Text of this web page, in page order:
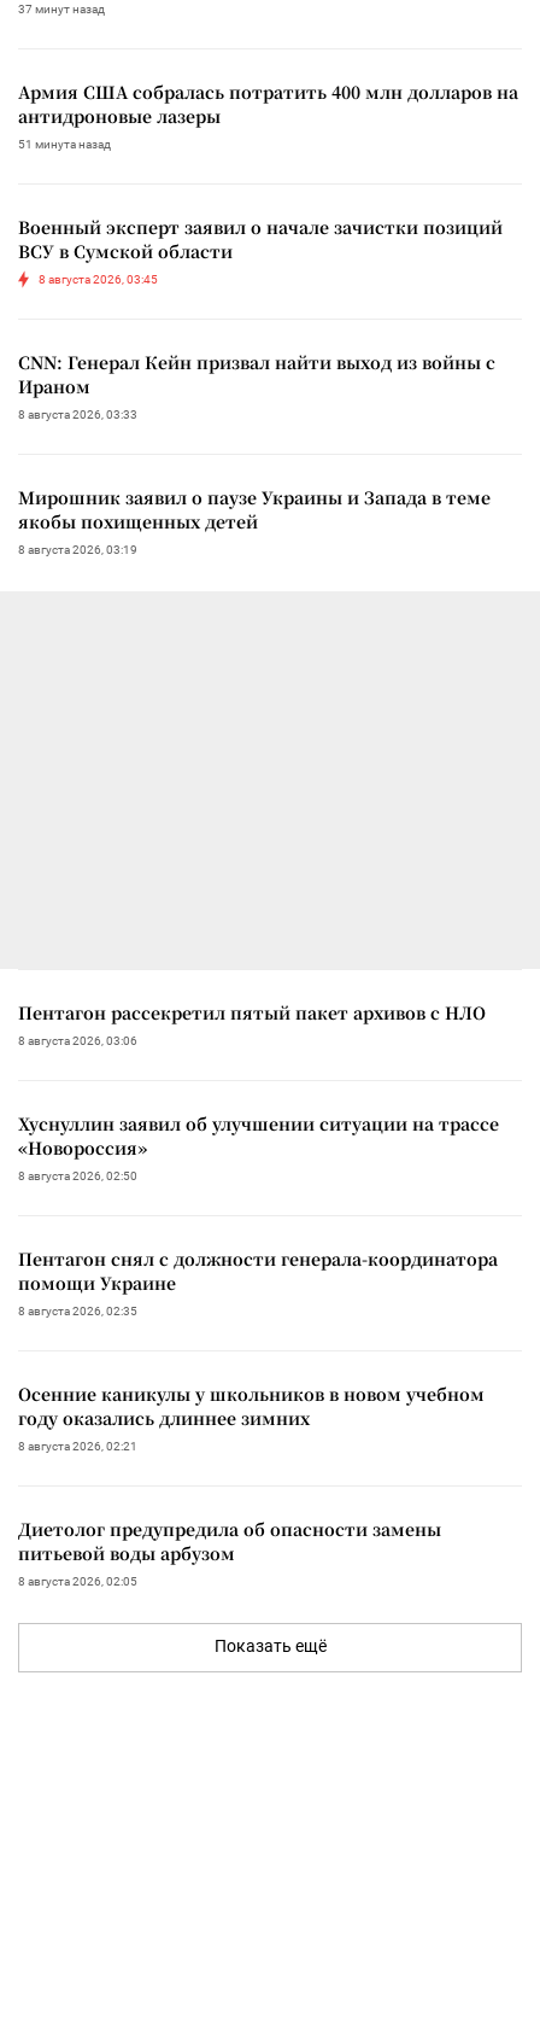
37 минут назад
Армия США собралась потратить 400 млн долларов на
антидроновые лазеры
51 минута назад
Военный эксперт заявил о начале зачистки позиций
ВСУ в Сумской области
8 августа 2026, 03:45
CNN: Генерал Кейн призвал найти выход из войны с
Ираном
8 августа 2026, 03:33
Мирошник заявил о паузе Украины и Запада в теме
якобы похищенных детей
8 августа 2026, 03:19
Пентагон рассекретил пятый пакет архивов с НЛО
8 августа 2026, 03:06
Хуснуллин заявил об улучшении ситуации на трассе
«Новороссия»
8 августа 2026, 02:50
Пентагон снял с должности генерала-координатора
помощи Украине
8 августа 2026, 02:35
Осенние каникулы у школьников в новом учебном
году оказались длиннее зимних
8 августа 2026, 02:21
Диетолог предупредила об опасности замены
питьевой воды арбузом
8 августа 2026, 02:05
Показать ещё